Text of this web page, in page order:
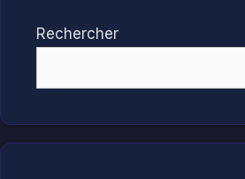
Rechercher